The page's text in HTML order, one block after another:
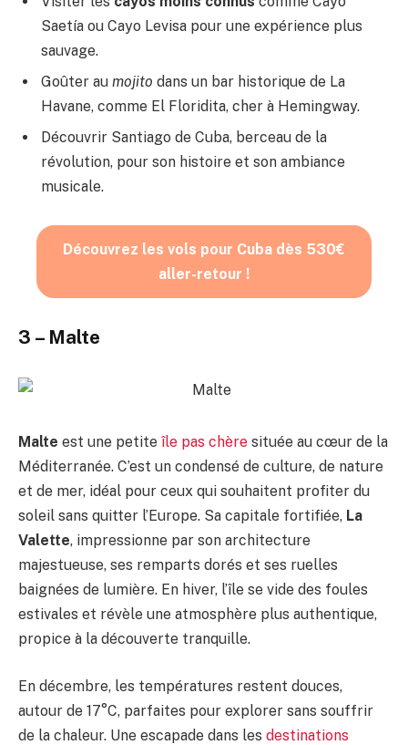
Saetía ou Cayo Levisa pour une expérience plus
sauvage.
Goûter au mojito dans un bar historique de La
Havane, comme El Floridita, cher à Hemingway.
Découvrir Santiago de Cuba, berceau de la
révolution, pour son histoire et son ambiance
musicale.
Découvrez les vols pour Cuba dès 530€
aller-retour !
3 – Malte
Malte est une petite île pas chère située au cœur de la
Méditerranée. C’est un condensé de culture, de nature
et de mer, idéal pour ceux qui souhaitent profiter du
soleil sans quitter l’Europe. Sa capitale fortifiée, La
Valette, impressionne par son architecture
majestueuse, ses remparts dorés et ses ruelles
baignées de lumière. En hiver, l’île se vide des foules
estivales et révèle une atmosphère plus authentique,
propice à la découverte tranquille.
En décembre, les températures restent douces,
autour de 17°C, parfaites pour explorer sans souffrir
de la chaleur. Une escapade dans les destinations